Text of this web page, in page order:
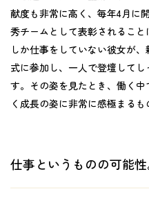
献度も非常に高く、毎年4月に
秀チームとして表彰されるこ
しか仕事をしていない彼女が
式に参加し、一人で登壇して
す。その姿を見たとき、働く
く成長の姿に非常に感極まるも
仕事というものの可能性